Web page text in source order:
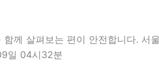
께 살펴보는 편이 안전합니다. 서
일 04시32분